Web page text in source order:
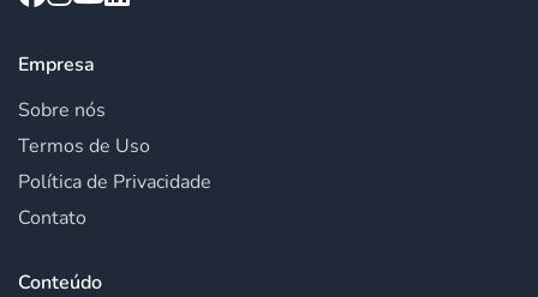
Empresa
Sobre nós
Termos de Uso
Política de Privacidade
Contato
Conteúdo